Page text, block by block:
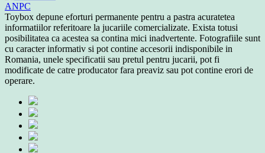
ANPC
Toybox depune eforturi permanente pentru a pastra acuratetea
informatiilor referitoare la jucariile comercializate. Exista totusi
posibilitatea ca acestea sa contina mici inadvertente. Fotografiile sunt
cu caracter informativ si pot contine accesorii indisponibile in
Romania, unele specificatii sau pretul pentru jucarii, pot fi
modificate de catre producator fara preaviz sau pot contine erori de
operare.